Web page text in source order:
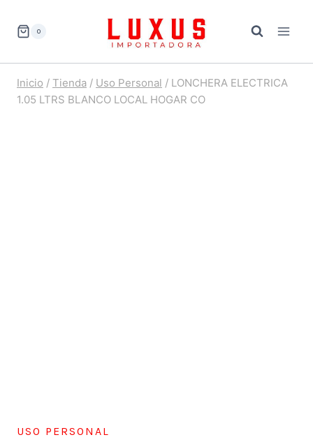
0
Inicio / Tienda / Uso Personal / LONCHERA ELECTRICA
1.05 LTRS BLANCO LOCAL HOGAR CO
USO PERSONAL